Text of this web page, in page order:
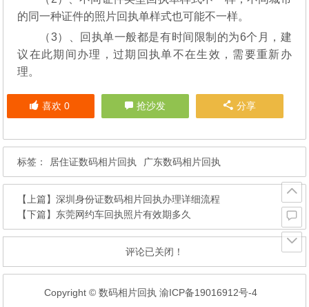
的同一种证件的照片回执单样式也可能不一样。
（3）、回执单一般都是有时间限制的为6个月，建
议在此期间办理，过期回执单不在生效，需要重新办
理。
喜欢 0 抢沙发 分享
标签： 居住证数码相片回执 广东数码相片回执
【上篇】深圳身份证数码相片回执办理详细流程
【下篇】 东莞网约车回执照片有效期多久
评论已关闭！
Copyright © 数码相片回执 渝ICP备19016912号-4